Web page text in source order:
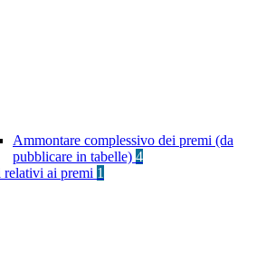
Ammontare complessivo dei premi (da
pubblicare in tabelle) 4
relativi ai premi 1